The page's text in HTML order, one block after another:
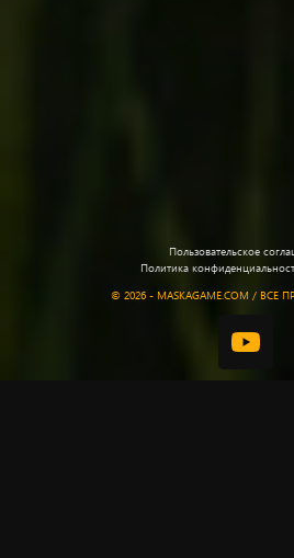
Пользовательское
Политика
© 2026 - MASKAGAME.COM /